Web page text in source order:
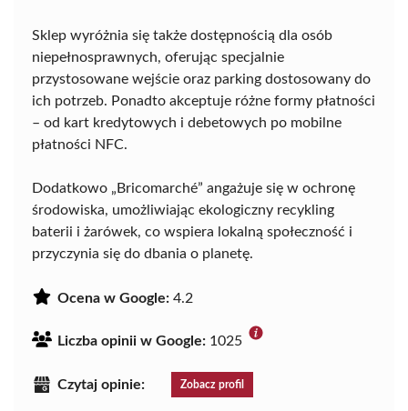
Sklep wyróżnia się także dostępnością dla osób
niepełnosprawnych, oferując specjalnie
przystosowane wejście oraz parking dostosowany do
ich potrzeb. Ponadto akceptuje różne formy płatności
– od kart kredytowych i debetowych po mobilne
płatności NFC.
Dodatkowo „Bricomarché” angażuje się w ochronę
środowiska, umożliwiając ekologiczny recykling
baterii i żarówek, co wspiera lokalną społeczność i
przyczynia się do dbania o planetę.
Ocena w Google: 4.2
Liczba opinii w Google: 1025
Czytaj opinie: Zobacz profil